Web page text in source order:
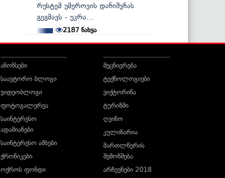
რუსტემ უმეროვის დანიშვნას
გეგმავს - უკრა...
2187 ნახვა
ანონსები
საავტორო ბლოგი
ვიდეობლოგი
ფოტოგალერეა
საინტერესო
ადამიანები
საინტერესო ამბები
ქრონიკები
ოქროს ფონდი
მეცნიერება
ტექნოლოგიები
ვიქტორინა
ტურიზმი
ღვინო
კულინარია
მართლწერის
შემოწმება
არჩევნები 2018